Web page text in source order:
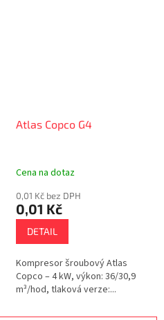
Atlas Copco G4
Cena na dotaz
0,01 Kč bez DPH
0,01 Kč
DETAIL
Kompresor šroubový Atlas
Copco – 4 kW, výkon: 36/30,9
m³/hod, tlaková verze:...